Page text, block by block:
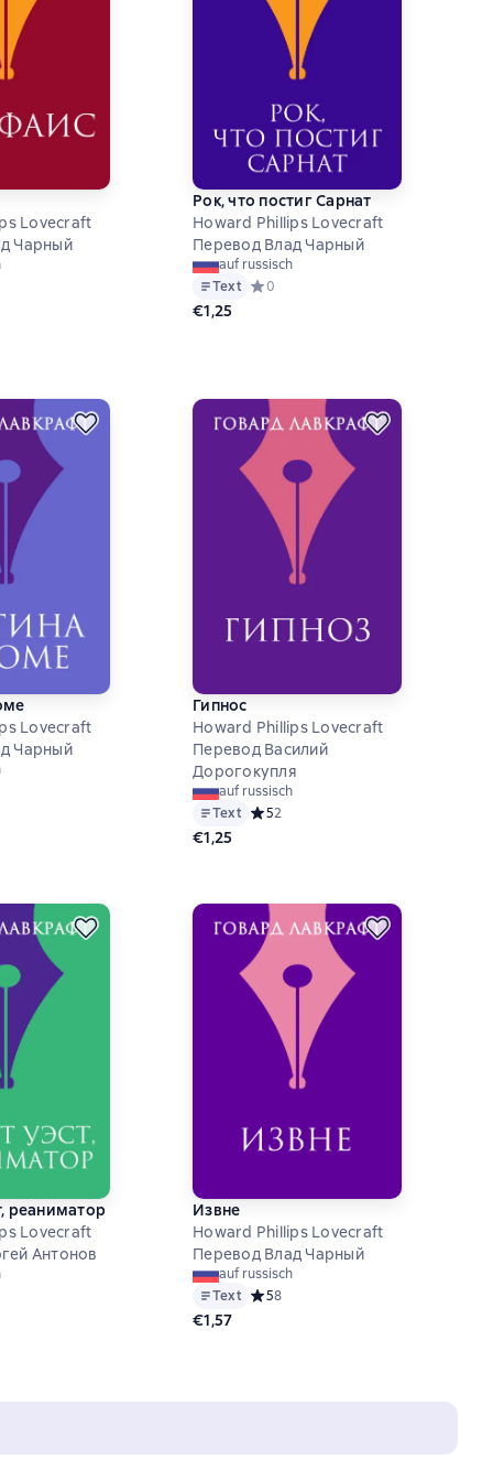
Lovecraft
Чарный
рейтинг 5 на основе 3 оценок
Рок, что постиг Сарнат
Howard Phillips Lovecraft
Перевод Влад Чарный
auf russisch
Text Средний рейтинг 0 на основе 0
0
€1,25
Lovecraft
Чарный
рейтинг 4 на основе 3 оценок
Гипнос
Howard Phillips Lovecraft
Перевод Василий
Дорогокупля
auf russisch
Text Средний рейтинг 5 на основе 2
52
€1,25
реаниматор
Lovecraft
Антонов
рейтинг 4,1 на основе 8 оценок
Извне
Howard Phillips Lovecraft
Перевод Влад Чарный
auf russisch
Text Средний рейтинг 5 на основе 8
58
€1,57